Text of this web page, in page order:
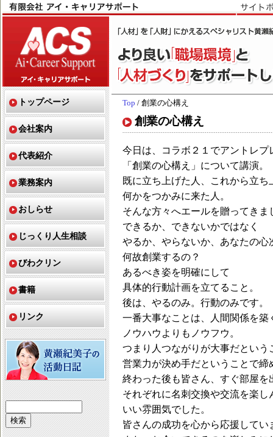
Top / 創業の心構え
創業の心構え
今日は、コラボ２１でアントレプ
「創業の心構え」について講演。
既に立ち上げた人、これから立
何かをつかみに来た人。
そんな方々へエールを贈ってきま
できるか、できないかではなく
やるか、やらないか、あなたの心
何故創業するの？
あるべき姿を明確にして
具体的行動計画を立てること。
後は、やるのみ。行動のみです。
一番大事なことは、人間関係を築
ノウハウよりもノウフウ。
つまり人つながりが大事だという
営業力が決め手だということで締
終わった後も皆さん、すぐ部屋を
それぞれに名刺交換や交流を楽し
いい雰囲気でした。
皆さんの成功を心から応援してい
トップページ
会社案内
代表紹介
業務案内
おしらせ
じっくり人生相談
びわクリン
書籍
リンク